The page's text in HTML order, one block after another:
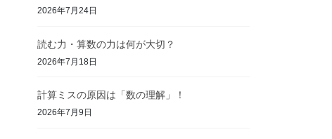
2026年7月24日
読む力・算数の力は何が大切？
2026年7月18日
計算ミスの原因は「数の理解」！
2026年7月9日